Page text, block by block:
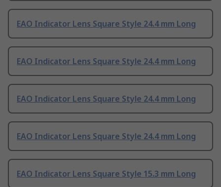
EAO Indicator Lens Square Style 24.4 mm Long
EAO Indicator Lens Square Style 24.4 mm Long
EAO Indicator Lens Square Style 24.4 mm Long
EAO Indicator Lens Square Style 24.4 mm Long
EAO Indicator Lens Square Style 15.3 mm Long